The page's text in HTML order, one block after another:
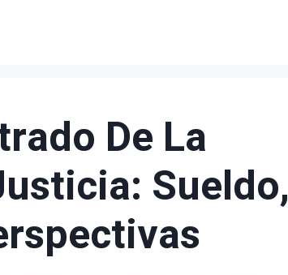
De La
Sueldo,